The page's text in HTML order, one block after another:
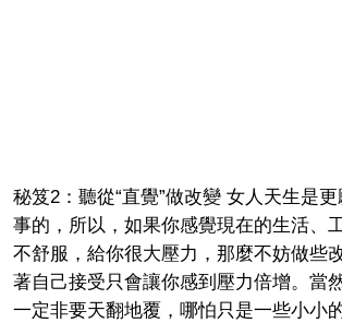
秘笈2：聽從“直覺”做改變 女人天生是更
事的，所以，如果你感覺現在的生活、
不舒服，給你很大壓力，那麼不妨做些
著自己接受只會讓你感到壓力倍增。當
一定非要天翻地覆，哪怕只是一些小小